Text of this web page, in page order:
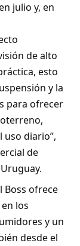
julio y, en
de alto
esto
y la
para ofrecer
uso diario”,
de
Boss ofrece
los
y un
desde el